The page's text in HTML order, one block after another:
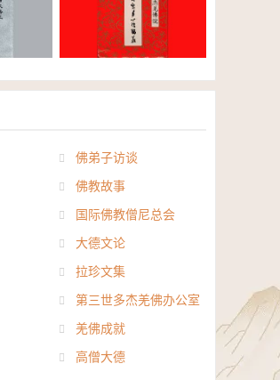
佛弟子访谈
佛教故事
国际佛教僧尼总会
大德文论
拉珍文集
第三世多杰羌佛办公室
羌佛成就
高僧大德